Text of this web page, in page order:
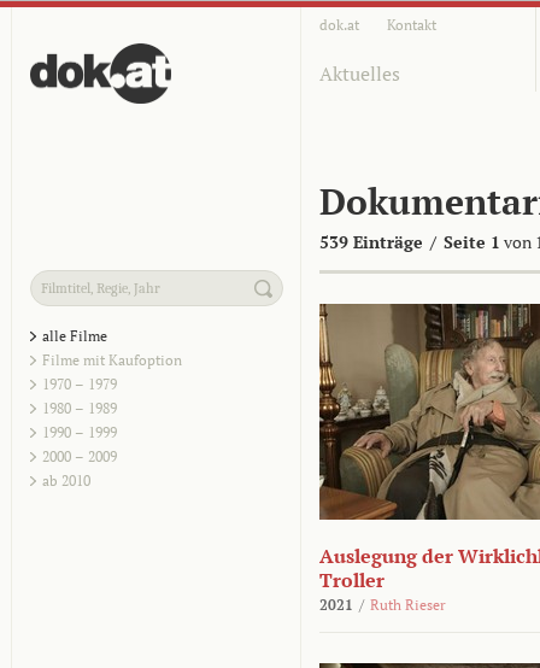
dok.at Kontakt
Aktuelles
539 Einträge / Seite 1 von
alle Filme
Filme mit Kaufoption
1970 – 1979
1980 – 1989
1990 – 1999
2000 – 2009
ab 2010
Auslegung der
Troller
2021 / Ruth Rieser